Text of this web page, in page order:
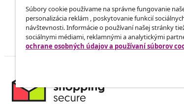
Súbory cookie používame na správne fungovanie
personalizácia reklám , poskytovanie funkcií
návštevnosti. Informácie o používaní našej stránky
sociálnymi médiami, reklamnými a analytickými
ochrane osobných údajov a používaní súborov